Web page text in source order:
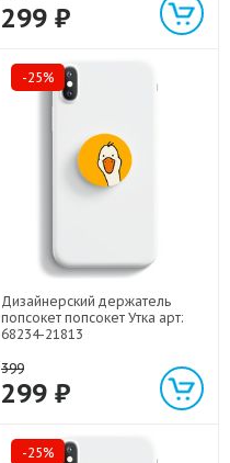
299 ₽
-25%
Дизайнерский держатель
попсокет попсокет Утка арт:
68234-21813
399
299 ₽
-25%